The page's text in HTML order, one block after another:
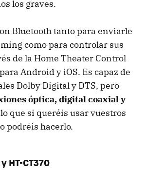
los graves.
Bluetooth tanto para enviarle
como para controlar sus
de la Home Theater Control
Android y iOS. Es capaz de
Dolby Digital y DTS, pero
óptica, digital coaxial y
que si queréis usar vuestros
podréis hacerlo.
HT-CT370